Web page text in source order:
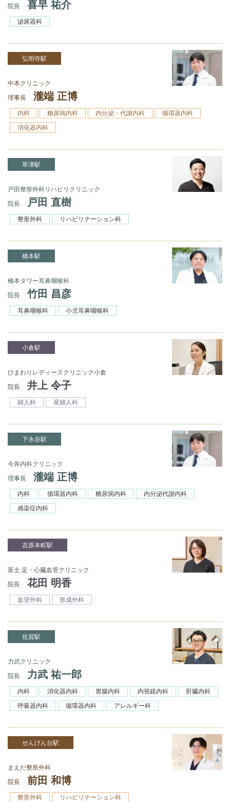
院長 喜早 祐介
泌尿器科
弘明寺駅
中本クリニック
理事長
瀧端 正博
内科 糖尿病内科 内分泌・代謝内科
循環器内科
消化器内科
草津駅
戸田整形外科リハビリクリニック
院長
戸田 直樹
整形外科 リハビリテーション科
橋本駅
橋本タワー耳鼻咽喉科
院長
竹田 昌彦
耳鼻咽喉科 小児耳鼻咽喉科
小倉駅
ひまわりレディースクリニック小倉
院長
井上 令子
婦人科 産婦人科
下永谷駅
今井内科クリニック
理事長
瀧端 正博
内科 循環器内科 糖尿病内科
内分泌代謝内科
感染症内科
吉原本町駅
富士 足・心臓血管クリニック
院長
花田 明香
血管外科 形成外科
佐賀駅
力武クリニック
院長
力武 祐一郎
内科 消化器内科 胃腸内科 内視鏡内科
肝臓内科
呼吸器内科
循環器内科 アレルギー科
せんげん台駅
まえだ整形外科
院長
前田 和博
整形外科 リハビリテーション科